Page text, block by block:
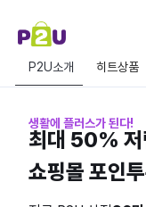
P2U소개 히트상품